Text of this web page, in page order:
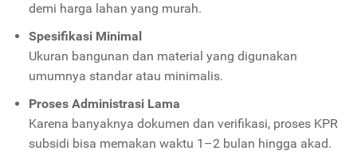
demi harga lahan yang murah.
Spesifikasi Minimal
Ukuran bangunan dan material yang digunakan
umumnya standar atau minimalis.
Proses Administrasi Lama
Karena banyaknya dokumen dan verifikasi, proses KPR
subsidi bisa memakan waktu 1–2 bulan hingga akad.